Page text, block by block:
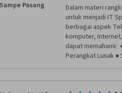
Sampe Pasang
Dalam materi
untuk menjadi IT
berbagai aspek
komputer,
dapat memahami:
Perangkat Lunak